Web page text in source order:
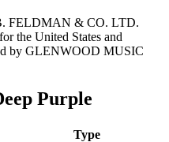
FELDMAN & CO. LTD.
the United States and
by GLENWOOD MUSIC
Purple
Type